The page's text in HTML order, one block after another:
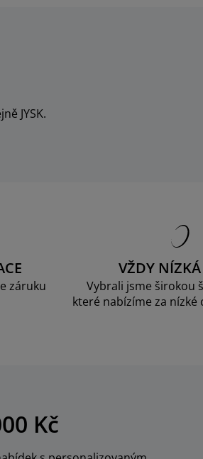
JYSK.
záruku
VŽDY
Vybrali jsme širokou
které nabízíme za nízké
Kč